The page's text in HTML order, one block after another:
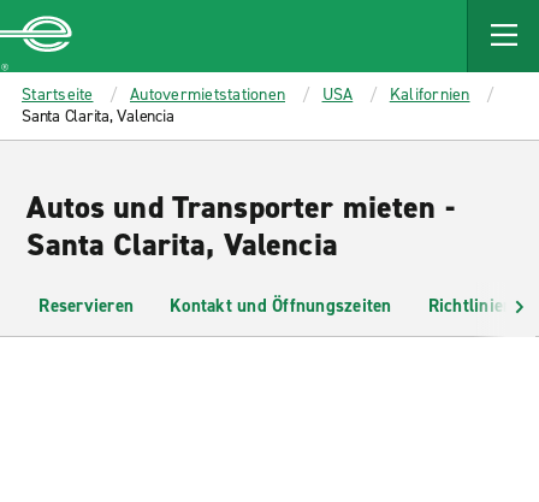
MAIN
CONTENT
Enterprise
Startseite Autovermietstationen USA
Kalifornien
Santa Clarita, Valencia
Autos und Transporter mieten -
Santa Clarita, Valencia
Reservieren Kontakt und Öffnungszeiten Richtlinien